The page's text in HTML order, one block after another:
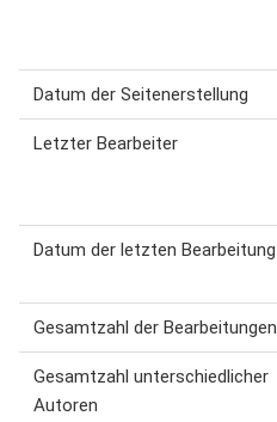
Datum der Seitenerstellung
Letzter Bearbeiter
Datum der letzten Bearbeitung
Gesamtzahl der Bearbeitungen
Gesamtzahl unterschiedlicher
Autoren